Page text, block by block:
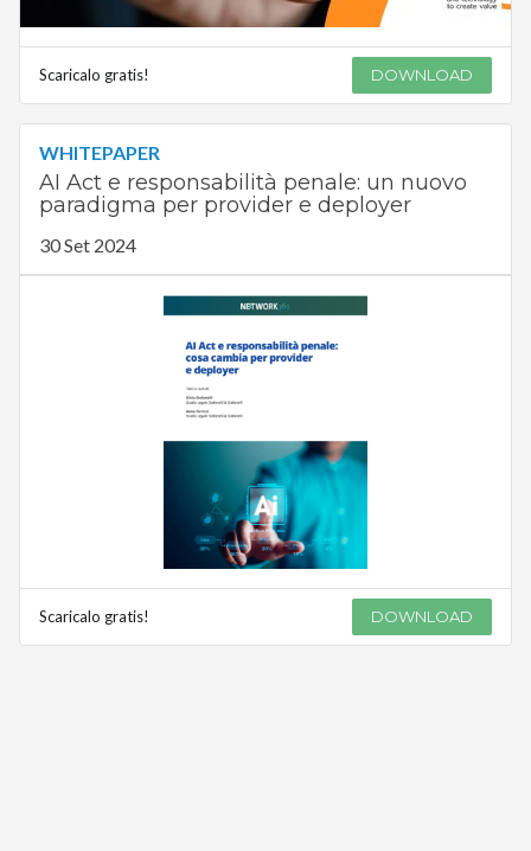
Scaricalo gratis! DOWNLOAD
WHITEPAPER
AI Act e responsabilità penale: un nuovo
paradigma per provider e deployer
30 Set 2024
Scaricalo gratis! DOWNLOAD